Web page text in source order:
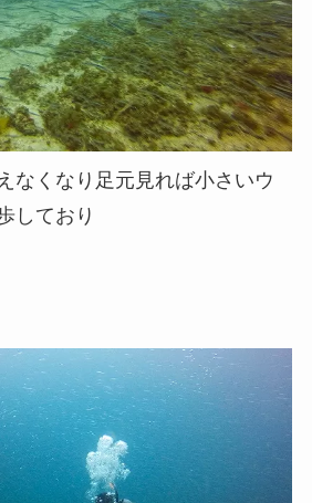
なくなり足元見れば小さいウ
しており